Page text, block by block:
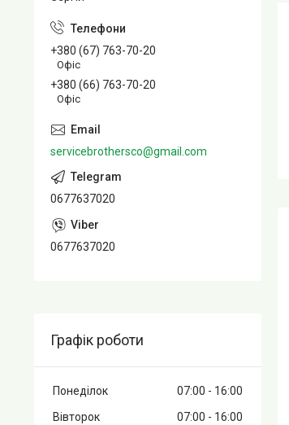
+380 (67) 763-70-20
Офіс
+380 (66) 763-70-20
Офіс
servicebrothersco@gmail.com
0677637020
0677637020
Графік роботи
Понеділок 07:00
16:00
Вівторок
07:00
16:00